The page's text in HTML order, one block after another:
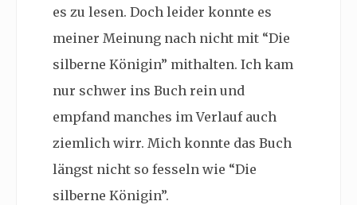
es zu lesen. Doch leider konnte es
meiner Meinung nach nicht mit “Die
silberne Königin” mithalten. Ich kam
nur schwer ins Buch rein und
empfand manches im Verlauf auch
ziemlich wirr. Mich konnte das Buch
längst nicht so fesseln wie “Die
silberne Königin”.